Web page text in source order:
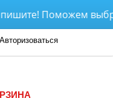
Поможем выбрать
Авторизоваться